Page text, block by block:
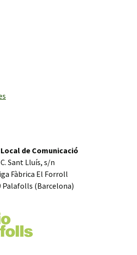
de Comunicació
C. Sant Lluís, s/n
Fàbrica El Forroll
Palafolls (Barcelona)